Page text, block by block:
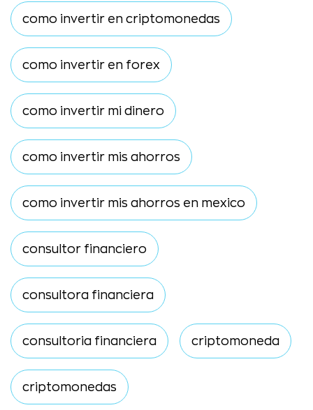
como invertir en criptomonedas
como invertir en forex
como invertir mi dinero
como invertir mis ahorros
como invertir mis ahorros en mexico
consultor financiero
consultora financiera
consultoria financiera criptomoneda
criptomonedas